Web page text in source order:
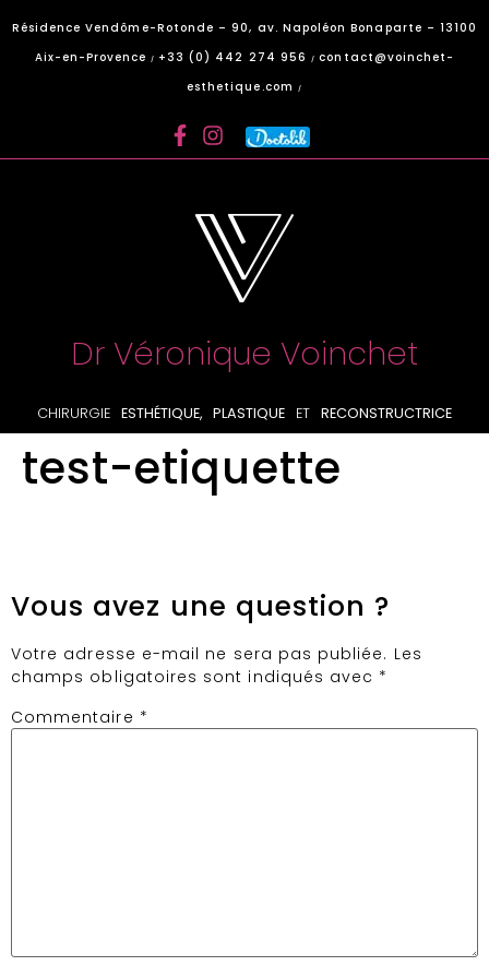
Résidence Vendôme-Rotonde – 90, av. Napoléon Bonaparte – 13100
Aix-en-Provence
/ +33 (0) 442 274 956/contact@voinchet-
esthetique.com
/
Dr Véronique Voinchet
CHIRURGIE ESTHÉTIQUE, PLASTIQUE ET RECONSTRUCTRICE
test-etiquette
Vous avez une question ?
Votre adresse e-mail ne sera pas publiée. Les
champs obligatoires sont indiqués avec *
Commentaire *